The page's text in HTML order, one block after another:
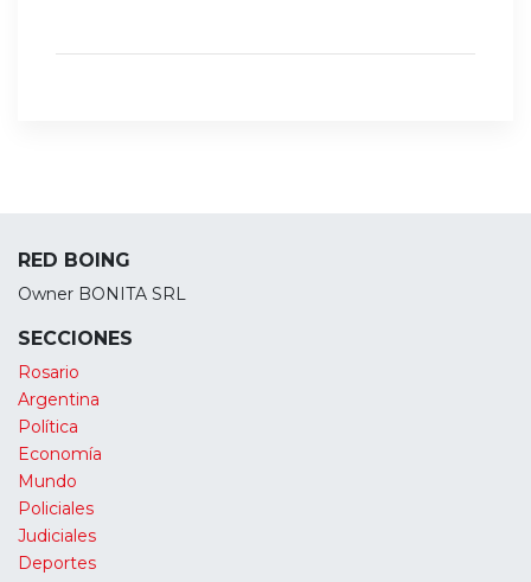
RED BOING
Owner BONITA SRL
SECCIONES
Rosario
Argentina
Política
Economía
Mundo
Policiales
Judiciales
Deportes